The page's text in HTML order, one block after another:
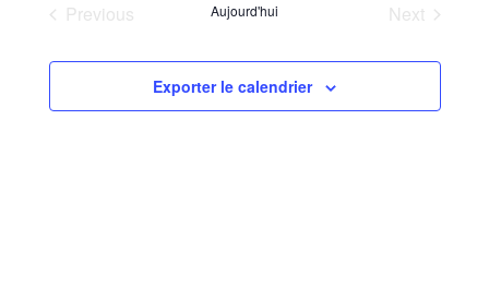
of
events
in
Previous
Aujourd'hui
Next
Exporter le calendrier